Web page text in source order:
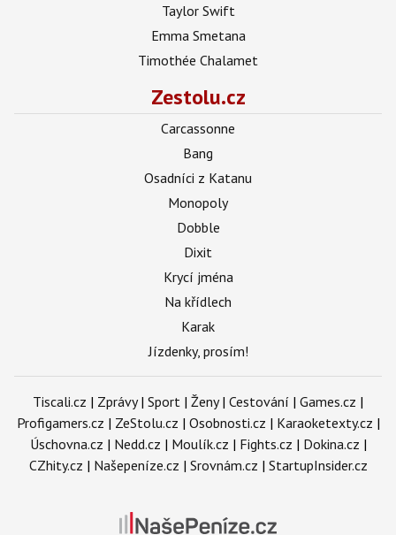
Taylor Swift
Emma Smetana
Timothée Chalamet
Zestolu.cz
Carcassonne
Bang
Osadníci z Katanu
Monopoly
Dobble
Dixit
Krycí jména
Na křídlech
Karak
Jízdenky, prosím!
Tiscali.cz | Zprávy| Sport | Ženy| Cestování | Games.cz |
Profigamers.cz | ZeStolu.cz | Osobnosti.cz | Karaoketexty.cz |
Úschovna.cz | Nedd.cz | Moulík.cz | Fights.cz | Dokina.cz |
CZhity.cz | Našepeníze.cz | Srovnám.cz | StartupInsider.cz